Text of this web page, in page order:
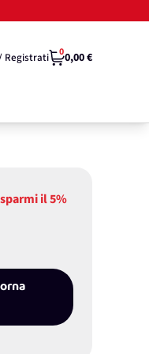
Registrati 00,00 €
il5%